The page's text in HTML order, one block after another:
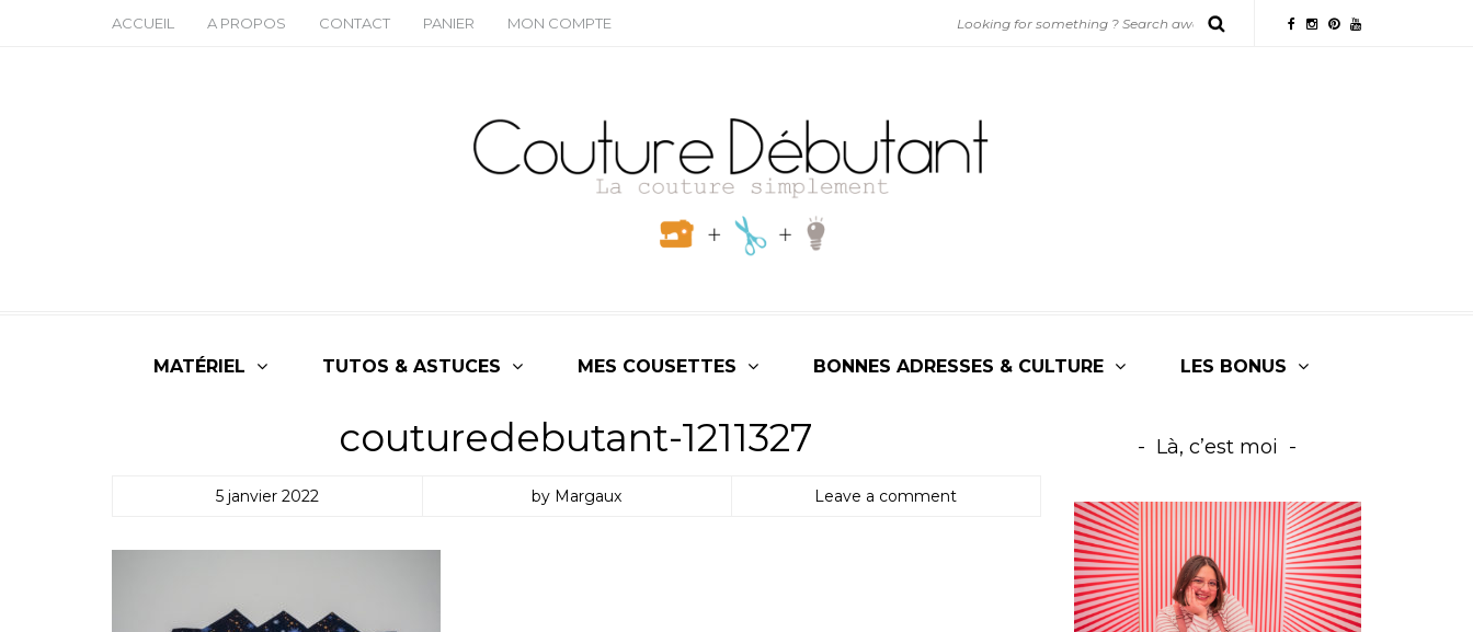
ACCUEIL A PROPOS CONTACT PANIER MON COMPTE
MATÉRIEL TUTOS & ASTUCES MES COUSETTES BONNES ADRESSES & CULTURE LES BONUS
couturedebutant-1211327
5 janvier 2022 by Margaux Leave a comment
Là, c’est moi